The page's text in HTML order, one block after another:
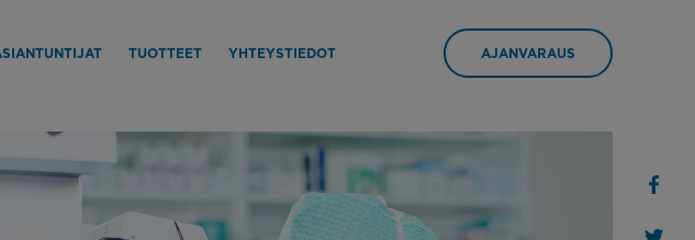
TUOTTEET
YHTEYSTIEDOT
AJANVARAUS